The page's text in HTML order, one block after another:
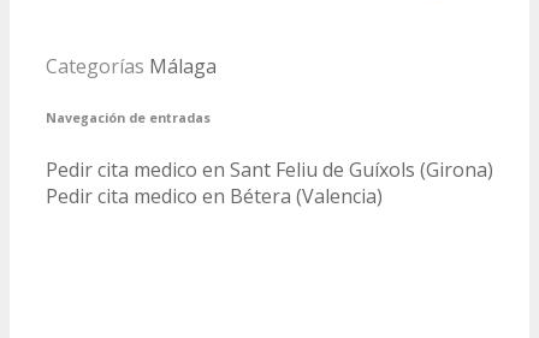
Categorías Málaga
Navegación de entradas
Pedir cita medico en Sant Feliu de Guíxols (Girona)
Pedir cita medico en Bétera (Valencia)